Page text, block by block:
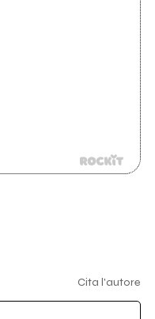
Cita l'autore